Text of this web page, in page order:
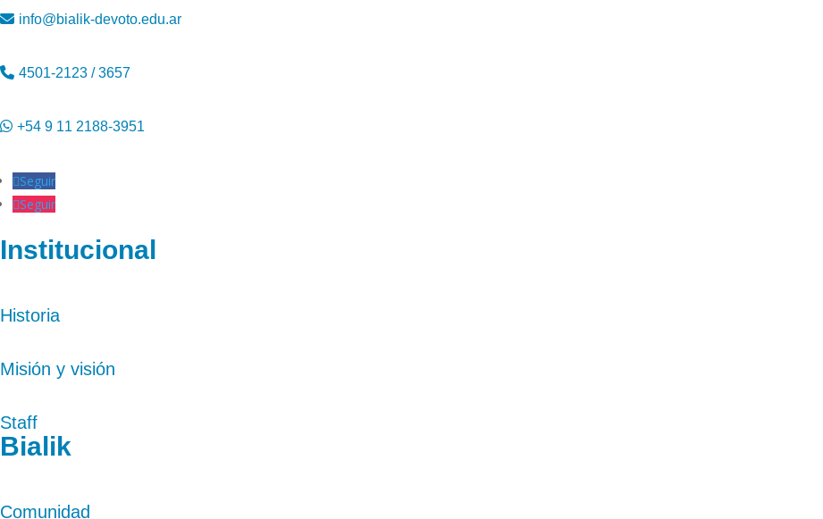
info@bialik-devoto.edu.ar
4501-2123 / 3657
+54 9 11 2188-3951
Seguir
Seguir
Institucional
Historia
Misión y visión
Staff
Bialik
Comunidad